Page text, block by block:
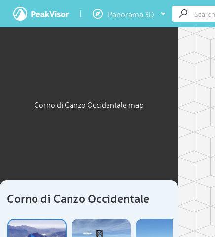
Panorama 3D
Corno di Canzo Occidentale map
Corno di Canzo Occidentale